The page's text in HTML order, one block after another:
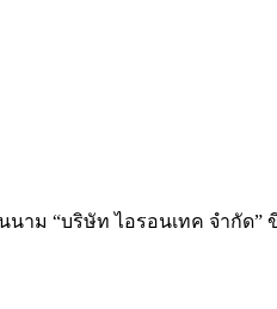
นาม “บริษัท ไอรอนเทค จำกัด